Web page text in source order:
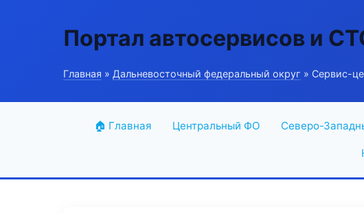
Портал автосервисов и
Главная » Дальневосточный федеральный округ » Сервис-
🏠 Главная Центральный ФО Северо-